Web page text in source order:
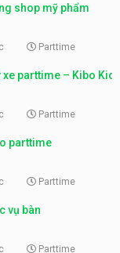
shop mỹ phẩm
Parttime
parttime – Kibo Kid
Parttime
parttime
Parttime
vụ bàn
Parttime